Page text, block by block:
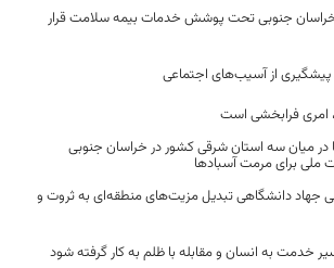
در خراسان جنوبی تحت پوشش خدمات بیمه سلامت قرار
پیشگیری از آسیب‌های اجتماعی
امری فرابخشی است
در میان سه استان شرقی کشور در خراسان جنوبی
ملی برای مرمت آسبادها
جهاد دانشگاهی تبدیل مزیت‌های منطقه‌ای به ثروت و
خدمت به انسان و مقابله با ظلم به کار گرفته شود